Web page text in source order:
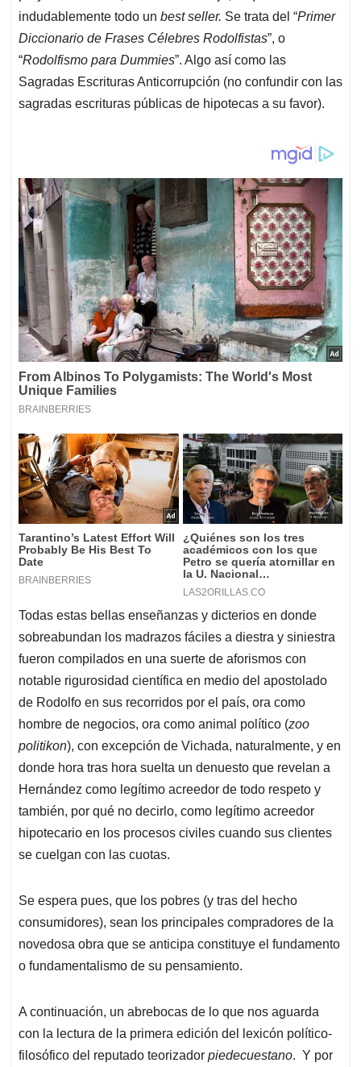
indudablemente todo un best seller. Se trata del “Primer
Diccionario de Frases Célebres Rodolfistas”, o
“Rodolfismo para Dummies”. Algo así como las
Sagradas Escrituras Anticorrupción (no confundir con las
sagradas escrituras públicas de hipotecas a su favor).
Todas estas bellas enseñanzas y dicterios en donde
sobreabundan los madrazos fáciles a diestra y siniestra
fueron compilados en una suerte de aforismos con
notable rigurosidad científica en medio del apostolado
de Rodolfo en sus recorridos por el país, ora como
hombre de negocios, ora como animal político (zoo
politikon), con excepción de Vichada, naturalmente, y en
donde hora tras hora suelta un denuesto que revelan a
Hernández como legítimo acreedor de todo respeto y
también, por qué no decirlo, como legítimo acreedor
hipotecario en los procesos civiles cuando sus clientes
se cuelgan con las cuotas.
Se espera pues, que los pobres (y tras del hecho
consumidores), sean los principales compradores de la
novedosa obra que se anticipa constituye el fundamento
o fundamentalismo de su pensamiento.
A continuación, un abrebocas de lo que nos aguarda
con la lectura de la primera edición del lexicón político-
filosófico del reputado teorizador piedecuestano. Y por